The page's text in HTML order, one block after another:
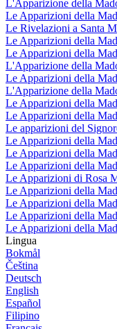
L'Apparizione della
Le Apparizioni della
Le Rivelazioni a Santa
Le Apparizioni della
Le Apparizioni della
L'Apparizione della
Le Apparizioni della
L'Apparizione della
Le Apparizioni della
Le Apparizioni della
Le apparizioni del
Le Apparizioni della
Le Apparizioni della
Le Apparizioni della
Le Apparizioni di Rosa
Le Apparizioni della
Le Apparizioni della
Le Apparizioni della
Le Apparizioni della
Lingua
Bokmål
Čeština
Deutsch
English
Español
Filipino